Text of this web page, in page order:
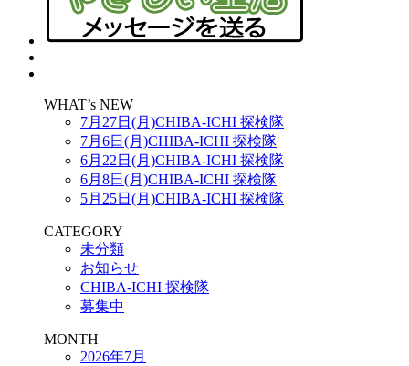
WHAT’s NEW
7月27日(月)CHIBA-ICHI 探検隊
7月6日(月)CHIBA-ICHI 探検隊
6月22日(月)CHIBA-ICHI 探検隊
6月8日(月)CHIBA-ICHI 探検隊
5月25日(月)CHIBA-ICHI 探検隊
CATEGORY
未分類
お知らせ
CHIBA-ICHI 探検隊
募集中
MONTH
2026年7月